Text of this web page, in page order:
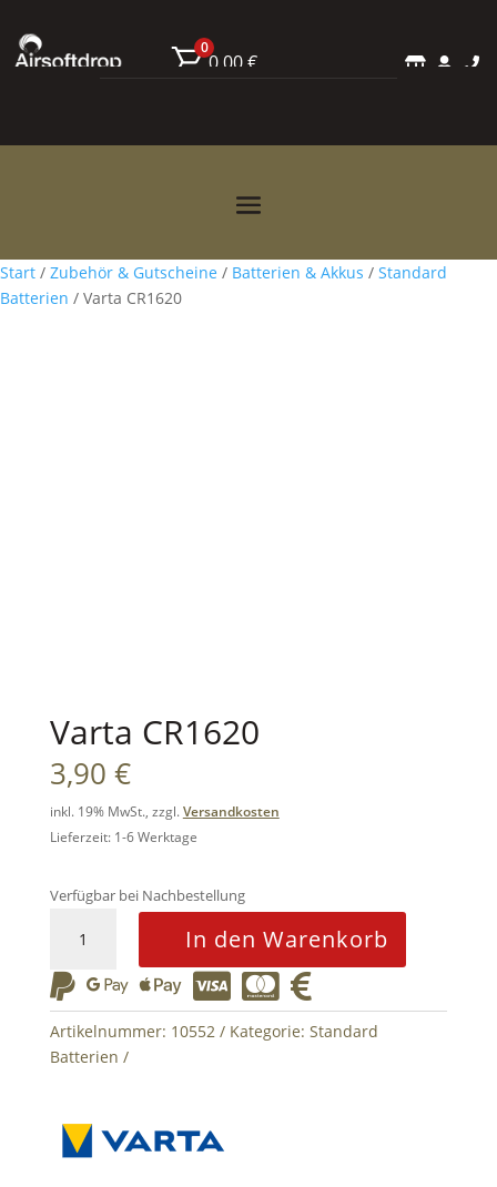
0
0,00€   
Start / Zubehör & Gutscheine / Batterien & Akkus / Standard
Batterien / Varta CR1620
Varta CR1620
3,90 €
inkl. 19% MwSt., zzgl.Versandkosten
Lieferzeit: 1-6 Werktage
Verfügbar bei Nachbestellung
CR1620
Menge
In den Warenkorb
     
Artikelnummer: 10552 Kategorie: Standard
Batterien